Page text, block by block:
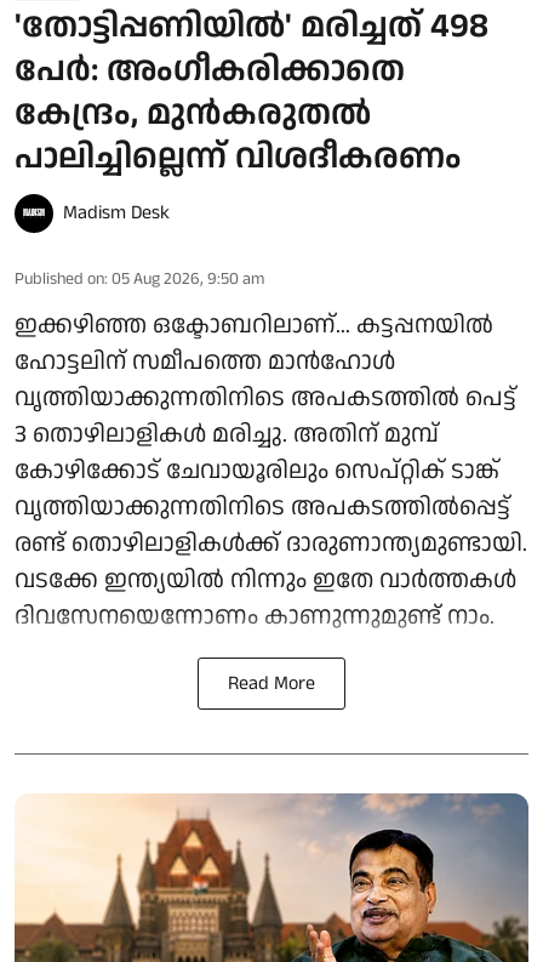
'തോട്ടിപ്പണിയിൽ' മരിച്ചത് 498
പേർ: അംഗീകരിക്കാതെ
കേന്ദ്രം, മുൻകരുതൽ
പാലിച്ചില്ലെന്ന് വിശദീകരണം
Madism Desk
Published on: 05 Aug 2026, 9:50 am
ഇക്കഴിഞ്ഞ ഒക്ടോബറിലാണ്... കട്ടപ്പനയിൽ
ഹോട്ടലിന് സമീപത്തെ മാൻഹോൾ
വൃത്തിയാക്കുന്നതിനിടെ അപകടത്തിൽ പെട്ട്
3 തൊഴിലാളികൾ മരിച്ചു. അതിന് മുമ്പ്
കോഴിക്കോട് ചേവായൂരിലും സെപ്റ്റിക് ടാങ്ക്
വൃത്തിയാക്കുന്നതിനിടെ അപകടത്തിൽപ്പെട്ട്
രണ്ട് തൊഴിലാളികൾക്ക് ദാരുണാന്ത്യമുണ്ടായി.
വടക്കേ ഇന്ത്യയിൽ നിന്നും ഇതേ വാർത്തകൾ
ദിവസേനയെന്നോണം കാണുന്നുമുണ്ട് നാം.
Read More